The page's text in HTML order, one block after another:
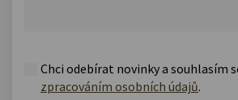
Chci odebírat novinky a souhlasím
zpracováním osobních údajů.